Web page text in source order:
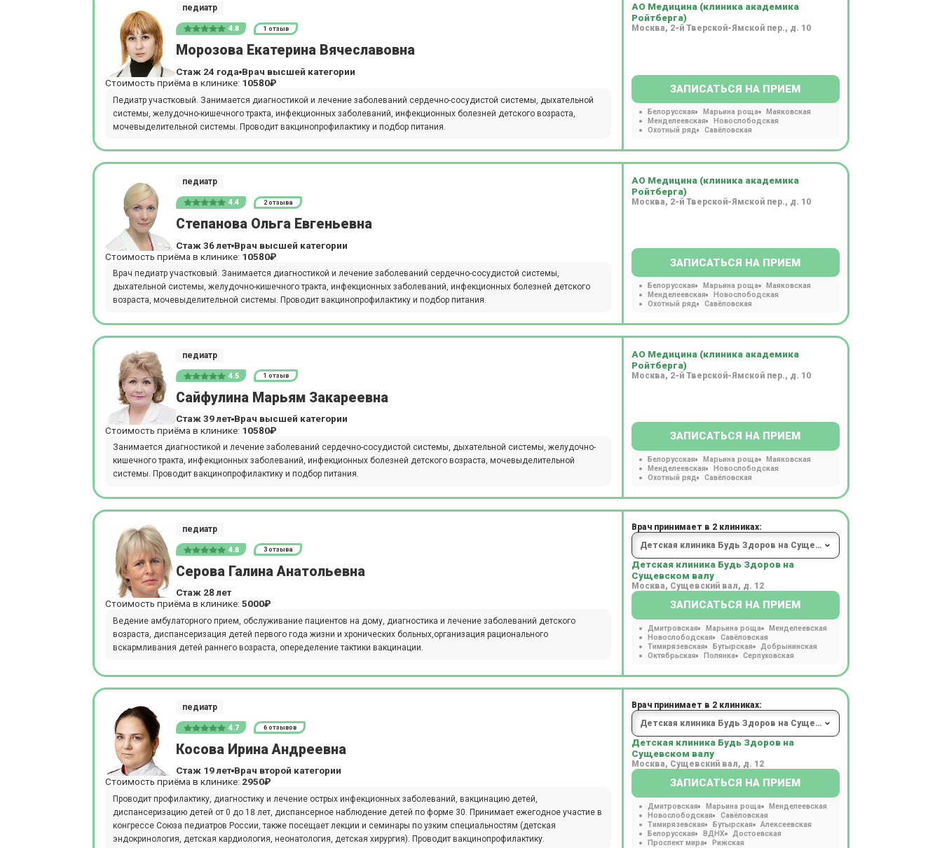
педиатр
4.8 1 отзыв
Морозова Екатерина Вячеславовна
Стаж 24 года Врач высшей категории
Стоимость приёма в клинике: 10580₽
Педиатр участковый. Занимается диагностикой и лечение заболеваний сердечно-сосудистой системы, дыхательной
системы, желудочно-кишечного тракта, инфекционных заболеваний, инфекционных болезней детского возраста,
мочевыделительной системы. Проводит вакцинопрофилактику и подбор питания.
АО Медицина (клиника академика
Ройтберга)
Москва, 2-й Тверской-Ямской пер., д. 10
ЗАПИСАТЬСЯ НА ПРИЕМ
Белорусская Марьина роща
Маяковская
Менделеевская
Новослободская
Охотный ряд
Савёловская
педиатр
4.4 2 отзыва
Степанова Ольга Евгеньевна
Стаж 36 лет Врач высшей категории
Стоимость приёма в клинике: 10580₽
Врач педиатр участковый. Занимается диагностикой и лечение заболеваний сердечно-сосудистой системы,
дыхательной системы, желудочно-кишечного тракта, инфекционных заболеваний, инфекционных болезней детского
возраста, мочевыделительной системы. Проводит вакцинопрофилактику и подбор питания.
АО Медицина (клиника академика
Ройтберга)
Москва, 2-й Тверской-Ямской пер., д. 10
ЗАПИСАТЬСЯ НА ПРИЕМ
Белорусская Марьина роща
Маяковская
Менделеевская
Новослободская
Охотный ряд
Савёловская
педиатр
4.5 1 отзыв
Сайфулина Марьям Закареевна
Стаж 39 лет Врач высшей категории
Стоимость приёма в клинике: 10580₽
Занимается диагностикой и лечение заболеваний сердечно-сосудистой системы, дыхательной системы, желудочно-
кишечного тракта, инфекционных заболеваний, инфекционных болезней детского возраста, мочевыделительной
системы. Проводит вакцинопрофилактику и подбор питания.
АО Медицина (клиника академика
Ройтберга)
Москва, 2-й Тверской-Ямской пер., д. 10
ЗАПИСАТЬСЯ НА ПРИЕМ
Белорусская Марьина роща
Маяковская
Менделеевская
Новослободская
Охотный ряд
Савёловская
педиатр
4.8 3 отзыва
Серова Галина Анатольевна
Стаж 28 лет
Стоимость приёма в клинике: 5000₽
Ведение амбулаторного прием, обслуживание пациентов на дому, диагностика и лечение заболеваний детского
возраста, диспансеризация детей первого года жизни и хронических больных,организация рационального
вскармливания детей раннего возраста, опеределение тактики вакцинации.
Врач принимает в 2 клиниках:
Детская клиника Будь Здоров на
Сущевском валу
Москва, Сущевский вал, д. 12
ЗАПИСАТЬСЯ НА ПРИЕМ
Дмитровская Марьина роща
Менделеевская
Новослободская
Савёловская
Тимирязевская
Бутырская
Добрынинская
Октябрьская
Полянка Серпуховская
педиатр
4.7 6 отзывов
Косова Ирина Андреевна
Стаж 19 лет Врач второй категории
Стоимость приёма в клинике: 2950₽
Проводит профилактику, диагностику и лечение острых инфекционных заболеваний, вакцинацию детей,
диспансеризацию детей от 0 до 18 лет, диспансерное наблюдение детей по форме 30. Принимает ежегодное участие в
конгрессе Союза педиатров России, также посещает лекции и семинары по узким специальностям (детская
эндокринология, детская кардиология, неонатология, детская хирургия). Проводит вакцинопрофилактику.
Врач принимает в 2 клиниках:
Детская клиника Будь Здоров на
Сущевском валу
Москва, Сущевский вал, д. 12
ЗАПИСАТЬСЯ НА ПРИЕМ
Дмитровская Марьина роща
Менделеевская
Новослободская
Савёловская
Тимирязевская
Бутырская
Алексеевская
Белорусская
ВДНХ
Достоевская
Проспект мира
Рижская